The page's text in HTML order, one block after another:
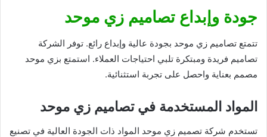
جودة وإبداع تصاميم زي موحد
تتمتع تصاميم زي موحد بجودة عالية وإبداع رائع. توفر الشركة
تصاميم فريدة ومبتكرة تلبي احتياجات العملاء. استمتع بزي موحد
مصمم بعناية واحصل على تجربة استثنائية.
المواد المستخدمة في تصاميم زي موحد
تستخدم شركة تصميم زي موحد المواد ذات الجودة العالية في تصنيع